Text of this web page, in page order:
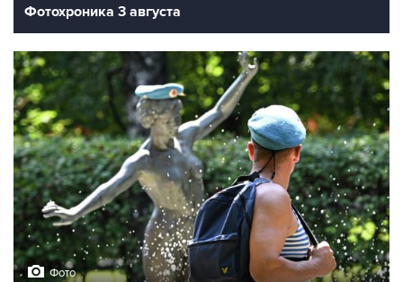
Фотохроника 3 августа
Фото